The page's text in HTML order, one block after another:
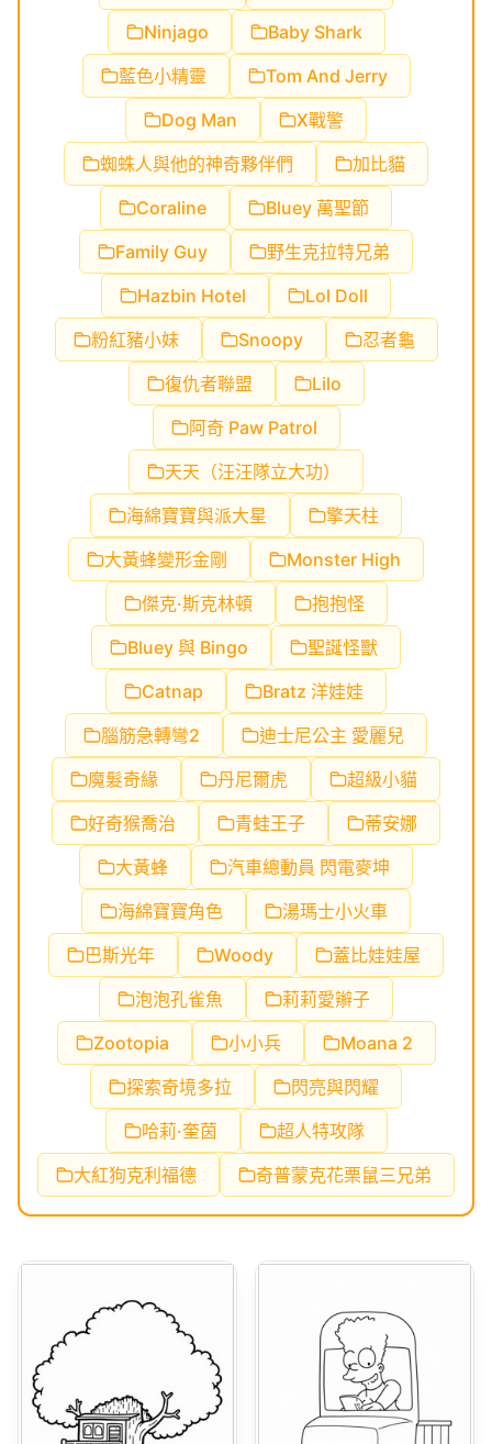
Ninjago
Baby Shark
藍色小精靈
Tom And Jerry
Dog Man
X戰警
蜘蛛人與他的神奇夥伴們
加比貓
Coraline
Bluey 萬聖節
Family Guy
野生克拉特兄弟
Hazbin Hotel
Lol Doll
粉紅豬小妹
Snoopy
忍者龜
復仇者聯盟
Lilo
阿奇 Paw Patrol
天天（汪汪隊立大功）
海綿寶寶與派大星
擎天柱
大黃蜂變形金剛
Monster High
傑克·斯克林頓
抱抱怪
Bluey 與 Bingo
聖誕怪獸
Catnap
Bratz 洋娃娃
腦筋急轉彎2
迪士尼公主 愛麗兒
魔髮奇緣
丹尼爾虎
超級小貓
好奇猴喬治
青蛙王子
蒂安娜
大黃蜂
汽車總動員 閃電麥坤
海綿寶寶角色
湯瑪士小火車
巴斯光年
Woody
蓋比娃娃屋
泡泡孔雀魚
莉莉愛辮子
Zootopia
小小兵
Moana 2
探索奇境多拉
閃亮與閃耀
哈莉·奎茵
超人特攻隊
大紅狗克利福德
奇普蒙克花栗鼠三兄弟